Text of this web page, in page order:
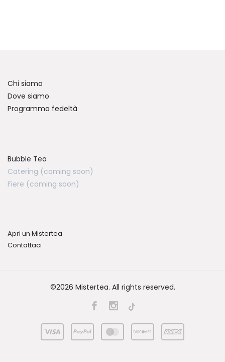
Chi siamo
Dove siamo
Programma fedeltà
Bubble Tea
Catering (coming soon)
Fiere (coming soon)
Apri un Mistertea
Contattaci
©2026 Mistertea. All rights reserved.